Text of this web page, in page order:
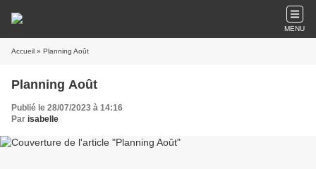
MENU
Accueil » Planning Août
Planning Août
Publié le 28/07/2023 à 14:16
Par isabelle